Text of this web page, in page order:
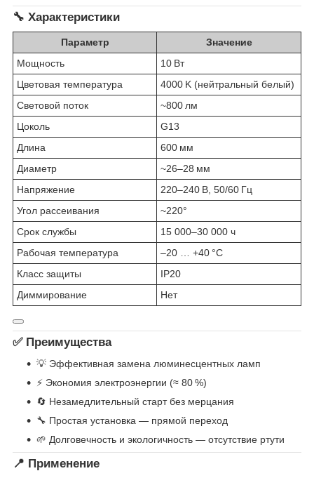
🔧 Характеристики
Параметр
Значение
Мощность
10 Вт
Цветовая температура
4000 K (нейтральный белый)
Световой поток
~800 лм
Цоколь
G13
Длина
600 мм
Диаметр
~26–28 мм
Напряжение
220–240 В, 50/60 Гц
Угол рассеивания
~220°
Срок службы
15 000–30 000 ч
Рабочая температура
–20 … +40 °C
Класс защиты
IP20
Диммирование
Нет
✅ Преимущества
💡 Эффективная замена люминесцентных ламп
⚡ Экономия электроэнергии (≈ 80 %)
🔄 Незамедлительный старт без мерцания
🔧 Простая установка — прямой переход
🌱 Долговечность и экологичность — отсутствие ртути
📍 Применение